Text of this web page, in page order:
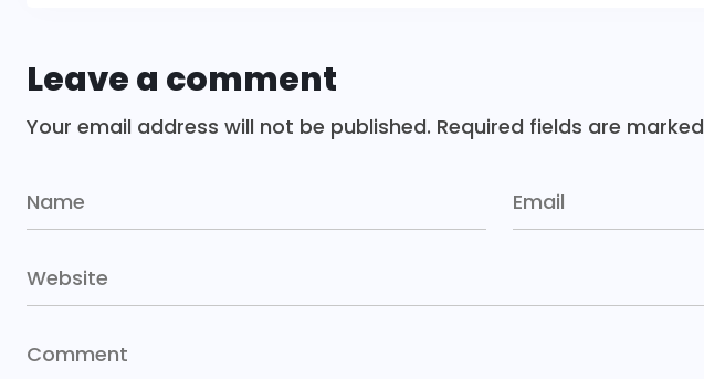
Leave a comment
Your email address will not be published. Required fields are marked